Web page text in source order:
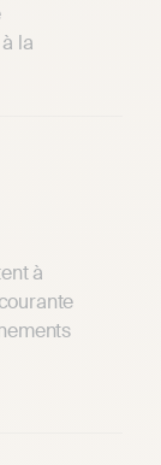
la
à